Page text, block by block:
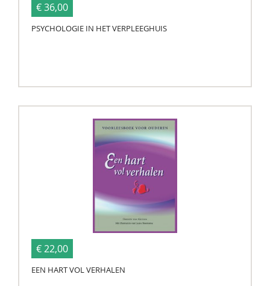
€ 36,00
PSYCHOLOGIE IN HET VERPLEEGHUIS
€ 22,00
EEN HART VOL VERHALEN